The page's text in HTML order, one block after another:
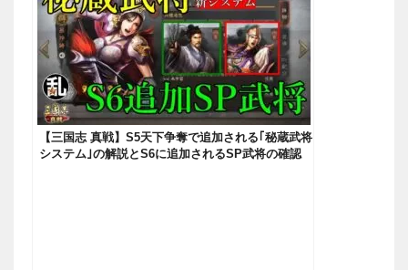
【三国志 真戦】S5天下争奪で追加される｢秘蔵武将
システム｣の解説とS6に追加されるSP武将の確認